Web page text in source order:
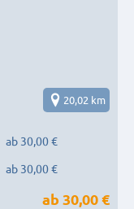
20,02 km
ab 30,00 €
ab 30,00 €
ab 30,00 €